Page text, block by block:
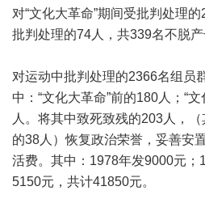
对“文化大革命”期间受批判处理
批判处理的74人，共339名不脱产
对运动中批判处理的2366名组员
中：“文化大革命”前的180人；“
人。将其中致死致残的203人，
的38人）恢复政治荣誉，妥善安
活费。其中：1978年发9000元；
5150元，共计41850元。